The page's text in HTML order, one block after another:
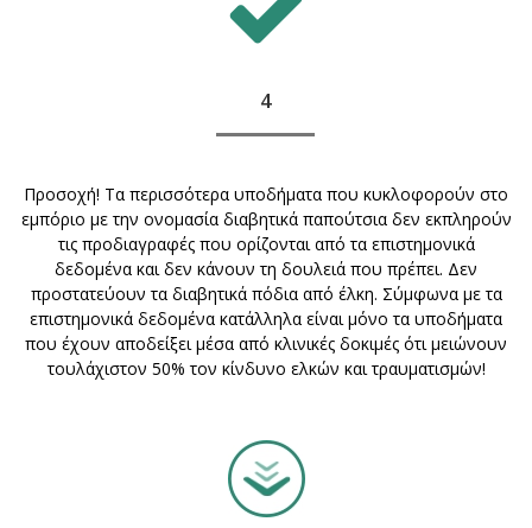
4
Προσοχή! Τα περισσότερα υποδήματα που κυκλοφορούν στο
εμπόριο με την ονομασία διαβητικά παπούτσια δεν εκπληρούν
τις προδιαγραφές που ορίζονται από τα επιστημονικά
δεδομένα και δεν κάνουν τη δουλειά που πρέπει. Δεν
προστατεύουν τα διαβητικά πόδια από έλκη. Σύμφωνα με τα
επιστημονικά δεδομένα κατάλληλα είναι μόνο τα υποδήματα
που έχουν αποδείξει μέσα από κλινικές δοκιμές ότι μειώνουν
τουλάχιστον 50% τον κίνδυνο ελκών και τραυματισμών!